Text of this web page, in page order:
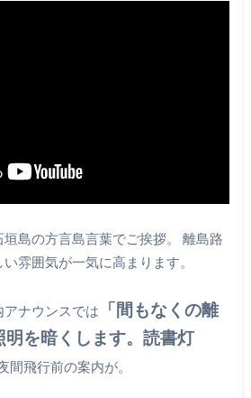
島の方言島言葉でご挨拶。 離島路
雰囲気が一気に高まります。
ナウンスでは
「間もなくの離
明を暗くします。読書灯
間飛行前の案内が。